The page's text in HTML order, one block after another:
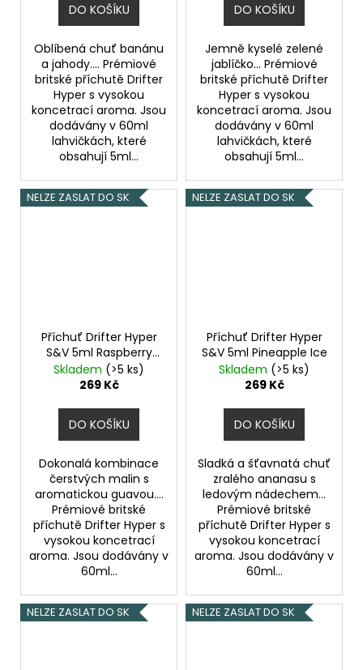
DO KOŠÍKU
Oblíbená chuť banánu
a jahody.... Prémiové
britské příchutě Drifter
Hyper s vysokou
koncetrací aroma. Jsou
dodávány v 60ml
lahvičkách, které
obsahují 5ml...
DO KOŠÍKU
Jemně kyselé zelené
jablíčko... Prémiové
britské příchutě Drifter
Hyper s vysokou
koncetrací aroma. Jsou
dodávány v 60ml
lahvičkách, které
obsahují 5ml...
NELZE ZASLAT DO SK
Příchuť Drifter Hyper
S&V 5ml Raspberry
Guava Ice
Skladem (>5 ks)
269 Kč
DO KOŠÍKU
Dokonalá kombinace
čerstvých malin s
aromatickou guavou....
Prémiové britské
příchutě Drifter Hyper s
vysokou koncetrací
aroma. Jsou dodávány v
60ml...
NELZE ZASLAT DO SK
Příchuť Drifter Hyper
S&V 5ml Pineapple Ice
Skladem (>5 ks)
269 Kč
DO KOŠÍKU
Sladká a šťavnatá chuť
zralého ananasu s
ledovým nádechem...
Prémiové britské
příchutě Drifter Hyper s
vysokou koncetrací
aroma. Jsou dodávány v
60ml...
NELZE ZASLAT DO SK NELZE ZASLAT DO SK